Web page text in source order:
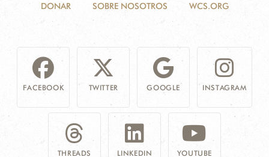
DONAR SOBRE NOSOTROS WCS.ORG
FACEBOOK TWITTER GOOGLE INSTAGRAM
THREADS LINKEDIN YOUTUBE